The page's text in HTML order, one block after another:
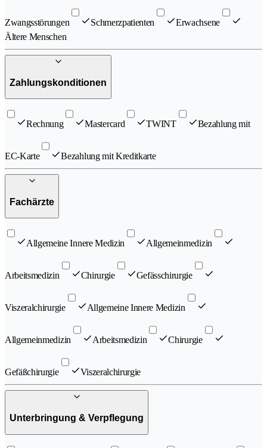
Zwangsstörungen Schmerzpatienten
Erwachsene
Ältere Menschen
Zahlungskonditionen
Rechnung Mastercard TWINT Bezahlung mit
EC-Karte Bezahlung mit Kreditkarte
Fachärzte
Allgemeine Innere Medizin Allgemeinmedizin
Arbeitsmedizin Chirurgie Gefässchirurgie
Viszeralchirurgie Allgemeine Innere Medizin
Allgemeinmedizin Arbeitsmedizin Chirurgie
Gefäßchirurgie Viszeralchirurgie
Unterbringung & Verpflegung